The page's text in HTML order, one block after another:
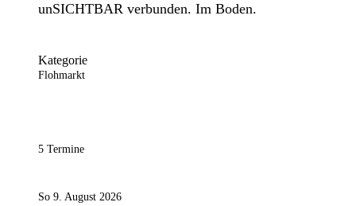
unSICHTBAR verbunden. Im Boden.
Kategorie
Flohmarkt
5 Termine
So 9. August 2026